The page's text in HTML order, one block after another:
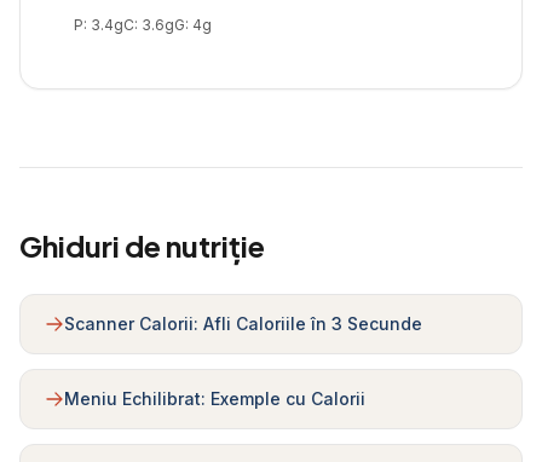
P: 3.4gC: 3.6gG: 4g
Ghiduri de nutriție
Scanner Calorii: Afli Caloriile în 3 Secunde
Meniu Echilibrat: Exemple cu Calorii